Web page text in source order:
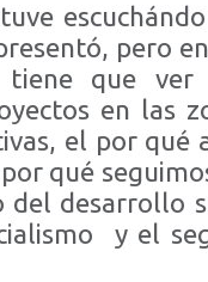
pero
que ver
en las
el por qué
qué
desarrollo
y el